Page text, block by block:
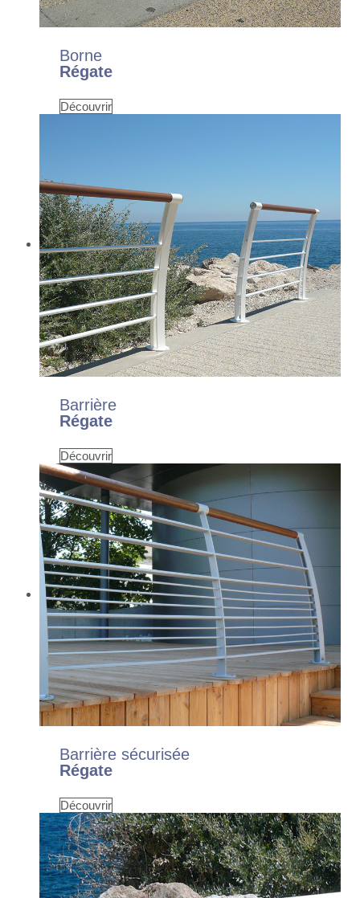
Borne
Régate
Découvrir
Barrière
Régate
Découvrir
Barrière sécurisée
Régate
Découvrir